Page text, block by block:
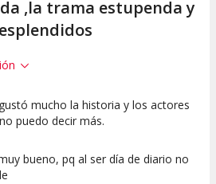
,la trama estupenda y
10
Escena
10
artística
mucho la historia y los actores
puedo decir más.
bueno, pq al ser día de diario no